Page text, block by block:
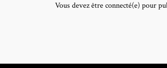
Vous devez être connecté(e) pour